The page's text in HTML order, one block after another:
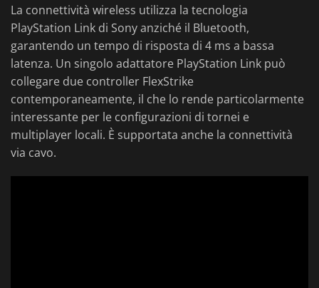
La connettività wireless utilizza la tecnologia
PlayStation Link di Sony anziché il Bluetooth,
garantendo un tempo di risposta di 4 ms a bassa
latenza. Un singolo adattatore PlayStation Link può
collegare due controller FlexStrike
contemporaneamente, il che lo rende particolarmente
interessante per le configurazioni di tornei e
multiplayer locali. È supportata anche la connettività
via cavo.